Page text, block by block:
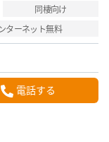
同棲向け
ターネット無料
電話する